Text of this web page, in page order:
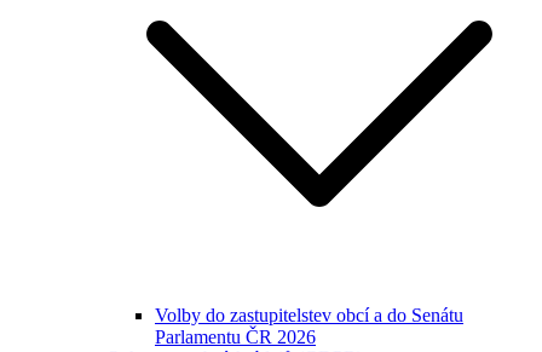
Volby do zastupitelstev obcí a do Senátu
Parlamentu ČR 2026